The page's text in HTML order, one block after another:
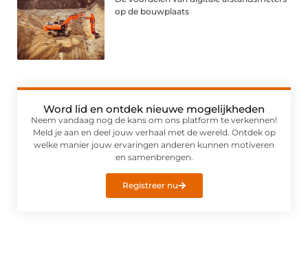
op de bouwplaats
Word lid en ontdek nieuwe mogelijkheden
Neem vandaag nog de kans om ons platform te verkennen!
Meld je aan en deel jouw verhaal met de wereld. Ontdek op
welke manier jouw ervaringen anderen kunnen motiveren
en samenbrengen.
Registreer nu